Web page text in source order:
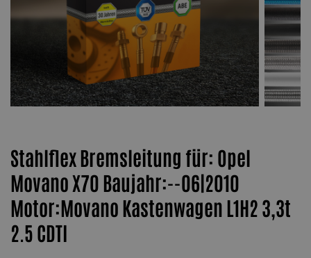
Stahlflex Bremsleitung für: Opel
Movano X70 Baujahr:--06|2010
Motor:Movano Kastenwagen L1H2 3,3t
2.5 CDTI